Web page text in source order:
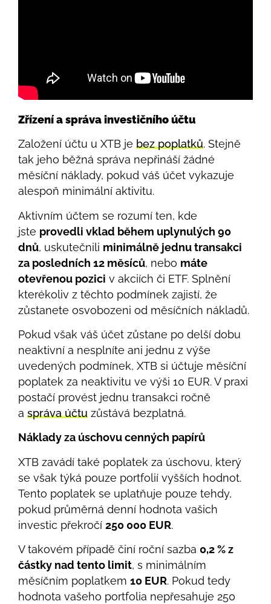
Zřízení a správa investičního účtu
Založení účtu u XTB je bez poplatků. Stejně
tak jeho běžná správa nepřináší žádné
měsíční náklady, pokud váš účet vykazuje
alespoň minimální aktivitu.
Aktivním účtem se rozumí ten, kde
jste provedli vklad během uplynulých 90
dnů, uskutečnili minimálně jednu transakci
za posledních 12 měsíců, nebo máte
otevřenou pozici v akciích či ETF. Splnění
kterékoliv z těchto podmínek zajistí, že
zůstanete osvobozeni od měsíčních nákladů.
Pokud však váš účet zůstane po delší dobu
neaktivní a nesplníte ani jednu z výše
uvedených podmínek, XTB si účtuje měsíční
poplatek za neaktivitu ve výši 10 EUR. V praxi
postačí provést jednu transakci ročně
a správa účtu zůstává bezplatná.
Náklady za úschovu cenných papírů
XTB zavádí také poplatek za úschovu, který
se však týká pouze portfolií vyšších hodnot.
Tento poplatek se uplatňuje pouze tehdy,
pokud průměrná denní hodnota vašich
investic překročí 250 000 EUR.
V takovém případě činí roční sazba 0,2 % z
částky nad tento limit, s minimálním
měsíčním poplatkem 10 EUR. Pokud tedy
hodnota vašeho portfolia nepřesahuje 250